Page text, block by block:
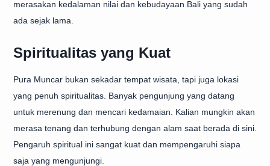
merasakan kedalaman nilai dan kebudayaan Bali yang sudah
ada sejak lama.
Spiritualitas yang Kuat
Pura Muncar bukan sekadar tempat wisata, tapi juga lokasi
yang penuh spiritualitas. Banyak pengunjung yang datang
untuk merenung dan mencari kedamaian. Kalian mungkin akan
merasa tenang dan terhubung dengan alam saat berada di sini.
Pengaruh spiritual ini sangat kuat dan mempengaruhi siapa
saja yang mengunjungi.